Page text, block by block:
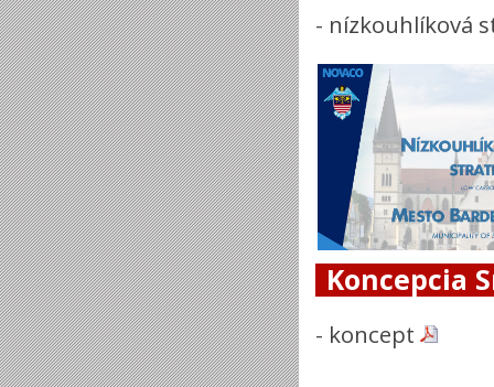
- nízkouhlíková
Koncepcia
- koncept